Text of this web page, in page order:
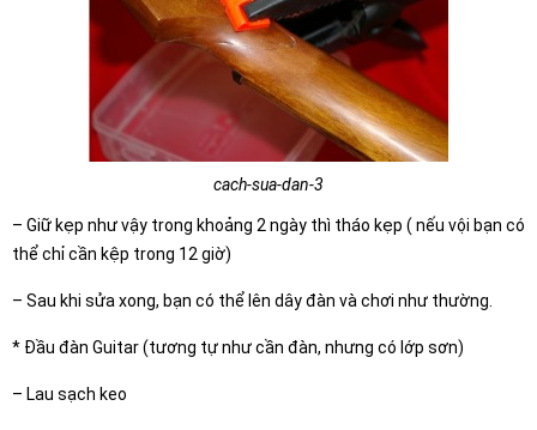
cach-sua-dan-3
– Giữ kẹp như vậy trong khoảng 2 ngày thì tháo kẹp ( nếu vội bạn có
thể chỉ cần kệp trong 12 giờ)
– Sau khi sửa xong, bạn có thể lên dây đàn và chơi như thường.
* Đầu đàn Guitar (tương tự như cần đàn, nhưng có lớp sơn)
– Lau sạch keo